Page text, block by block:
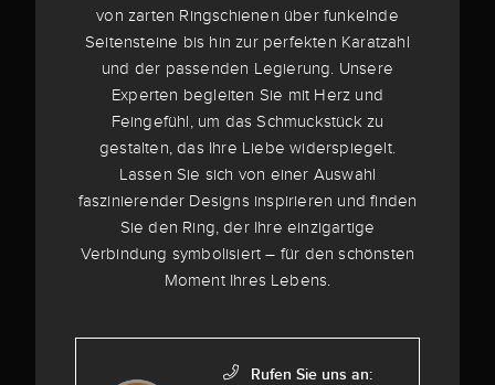
von zarten Ringschienen über funkelnde
Seitensteine bis hin zur perfekten Karatzahl
und der passenden Legierung. Unsere
Experten begleiten Sie mit Herz und
Feingefühl, um das Schmuckstück zu
gestalten, das Ihre Liebe widerspiegelt.
Lassen Sie sich von einer Auswahl
faszinierender Designs inspirieren und finden
Sie den Ring, der Ihre einzigartige
Verbindung symbolisiert – für den schönsten
Moment Ihres Lebens.
Rufen Sie uns an: